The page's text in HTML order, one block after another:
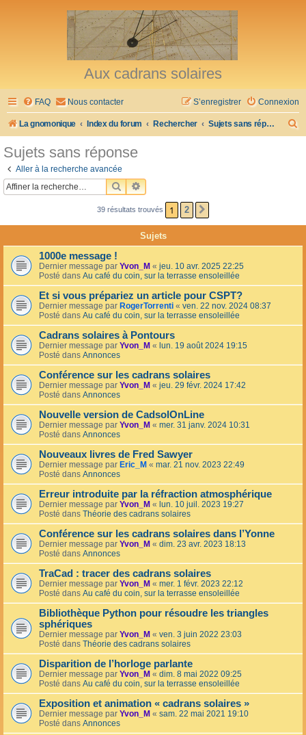
Aux cadrans solaires
FAQ Nous contacter Connexion
S’enregistrer
La gnomonique Index du forum Rechercher Sujets sans réponse
h
r
Sujets sans réponse
Aller à la recherche avancée
RECHERCHER
RECHERCHE AVANCÉE
39 résultats trouvés 1 2
Sujets
1000e message !
Dernier message par Yvon_M « jeu. 10 avr. 2025 22:25
Posté dans Au café du coin, sur la terrasse ensoleillée
Et si vous prépariez un article pour CSPT?
Dernier message par RogerTorrenti « ven. 22 nov. 2024 08:37
Posté dans Au café du coin, sur la terrasse ensoleillée
Cadrans solaires à Pontours
Dernier message par Yvon_M « lun. 19 août 2024 19:15
Posté dans Annonces
Conférence sur les cadrans solaires
Dernier message par Yvon_M « jeu. 29 févr. 2024 17:42
Posté dans Annonces
Nouvelle version de CadsolOnLine
Dernier message par Yvon_M « mer. 31 janv. 2024 10:31
Posté dans Annonces
Nouveaux livres de Fred Sawyer
Dernier message par Eric_M « mar. 21 nov. 2023 22:49
Posté dans Annonces
Erreur introduite par la réfraction atmosphérique
Dernier message par Yvon_M « lun. 10 juil. 2023 19:27
Posté dans Théorie des cadrans solaires
Conférence sur les cadrans solaires dans l’Yonne
Dernier message par Yvon_M « dim. 23 avr. 2023 18:13
Posté dans Annonces
TraCad : tracer des cadrans solaires
Dernier message par Yvon_M « mer. 1 févr. 2023 22:12
Posté dans Au café du coin, sur la terrasse ensoleillée
Bibliothèque Python pour résoudre les triangles
sphériques
Dernier message par Yvon_M « ven. 3 juin 2022 23:03
Posté dans Théorie des cadrans solaires
Disparition de l’horloge parlante
Dernier message par Yvon_M « dim. 8 mai 2022 09:25
Posté dans Au café du coin, sur la terrasse ensoleillée
Exposition et animation « cadrans solaires »
Dernier message par Yvon_M « sam. 22 mai 2021 19:10
Posté dans Annonces